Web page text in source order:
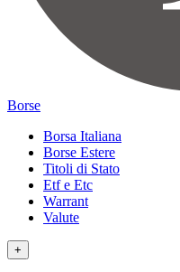
Borse
Borsa Italiana
Borse Estere
Titoli di Stato
Etf e Etc
Warrant
Valute
+